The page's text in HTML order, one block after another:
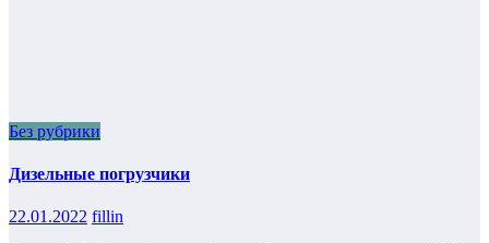
Без рубрики
Дизельные погрузчики
22.01.2022 fillin